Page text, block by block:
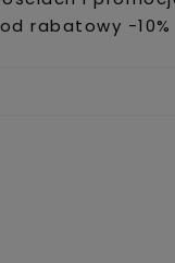
rabatowy -10%